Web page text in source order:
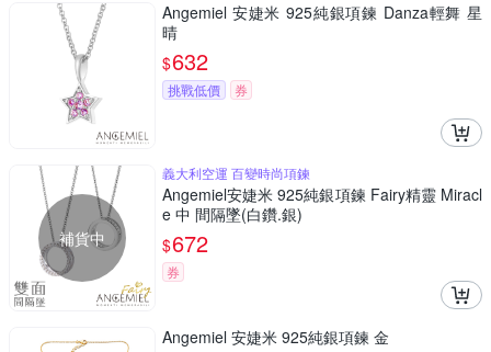
Angemiel 安婕米 925純銀項鍊 Danza輕舞 星
晴
$632
挑戰低價 券
補貨中
義大利空運 百變時尚項鍊
Angemiel安婕米 925純銀項鍊 Fairy精靈 Miracl
e 中 間隔墜(白鑽.銀)
$672
券
Angemiel 安婕米 925純銀項鍊 金